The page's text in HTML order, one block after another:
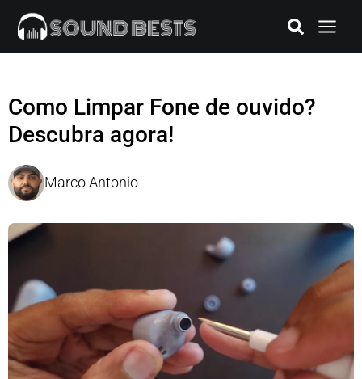
Como Limpar Fone de ouvido?
Descubra agora!
Marco Antonio